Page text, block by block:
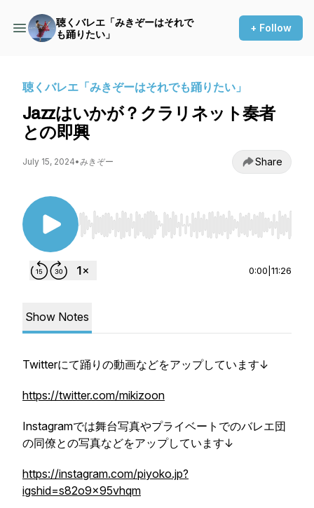
聴くバレエ「みきぞーはそれで
も踊りたい」
+ Follow
聴くバレエ「みきぞーはそれでも踊りたい」
Jazzはいかが？クラリネット奏者
との即興
July 15, 2024•みきぞー Share
Use Left/Right to seek, Home/End to jump to
0:00 11:26
Show Notes
Twitterにて踊りの動画などをアップしています↓
https://twitter.com/mikizoon
Instagramでは舞台写真やプライベートでのバレエ団
の同僚との写真などをアップしています↓
https://instagram.com/piyoko.jp?
igshid=s82o9x95vhqm